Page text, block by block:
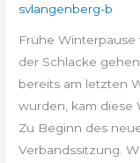
svlangenberg-b
Frühe Winterpause
der Schlacke
bereits am letzten
wurden, kam diese
Zu Beginn des
Verbandssitzung.